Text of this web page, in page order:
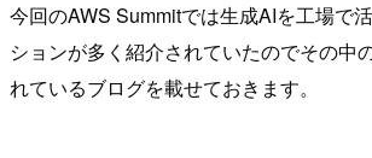
今回のAWS Summitでは生成AIを工場で
ションが多く紹介されていたのでその中
れているブログを載せておきます。